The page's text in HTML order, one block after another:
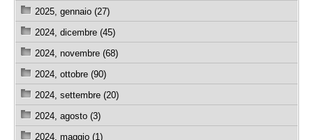
2025, gennaio (27)
2024, dicembre (45)
2024, novembre (68)
2024, ottobre (90)
2024, settembre (20)
2024, agosto (3)
2024, maggio (1)